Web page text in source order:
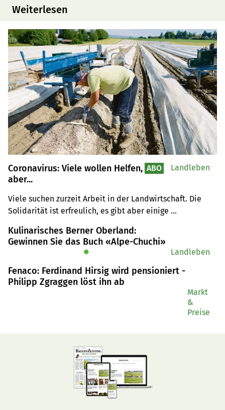
Weiterlesen
Coronavirus: Viele wollen Helfen,
aber...
Viele suchen zurzeit Arbeit in der Landwirtschaft. Die
Solidarität ist erfreulich, es gibt aber einige
ABO Landleben
Kulinarisches Berner Oberland:
Gewinnen Sie das Buch «Alpe-Chuchi»
✹ Landleben
Fenaco: Ferdinand Hirsig wird pensioniert -
Philipp Zgraggen löst ihn ab
Markt
&
Preise